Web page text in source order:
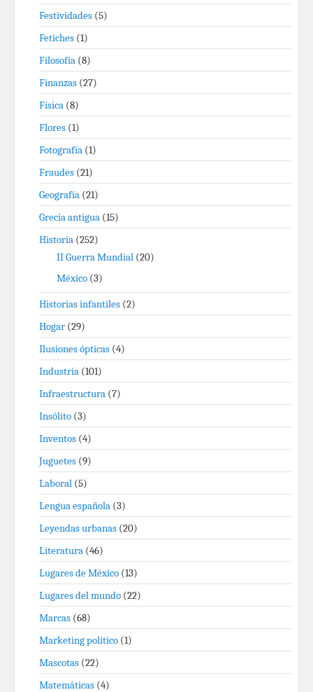
Festividades (5)
Fetiches (1)
Filosofía (8)
Finanzas (27)
Física (8)
Flores (1)
Fotografía (1)
Fraudes (21)
Geografía (21)
Grecia antigua (15)
Historia (252)
II Guerra Mundial (20)
México (3)
Historias infantiles (2)
Hogar (29)
Ilusiones ópticas (4)
Industria (101)
Infraestructura (7)
Insólito (3)
Inventos (4)
Juguetes (9)
Laboral (5)
Lengua española (3)
Leyendas urbanas (20)
Literatura (46)
Lugares de México (13)
Lugares del mundo (22)
Marcas (68)
Marketing político (1)
Mascotas (22)
Matemáticas (4)